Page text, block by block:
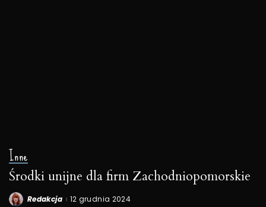
Inne
Środki unijne dla firm Zachodniopomorskie
Posted
Redakcja 12 grudnia 2024